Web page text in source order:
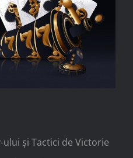
ului și Tactici de Victorie